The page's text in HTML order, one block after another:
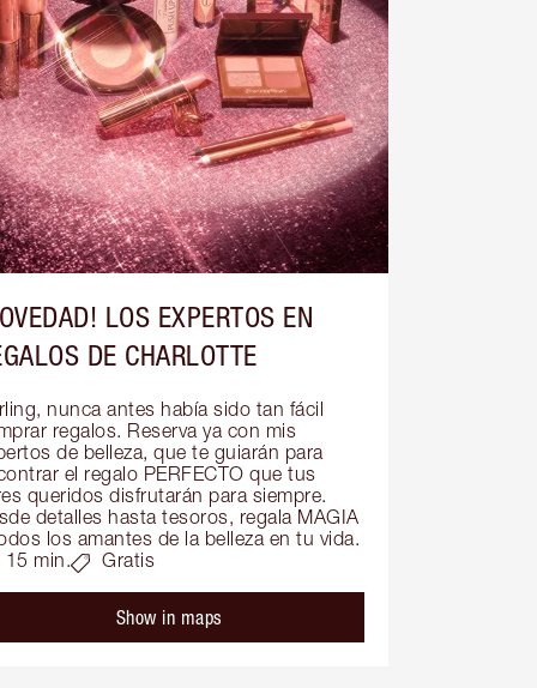
LOS EXPERTOS EN
DE CHARLOTTE
nunca antes había sido tan fácil
regalos. Reserva ya con mis
de belleza, que te guiarán para
el regalo PERFECTO que tus
queridos disfrutarán para siempre.
detalles hasta tesoros, regala MAGIA
los amantes de la belleza en tu vida.
15 min.
Gratis
Show in maps